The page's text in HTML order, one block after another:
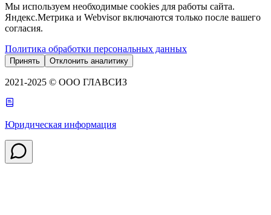
Мы используем необходимые cookies для работы сайта.
Яндекс.Метрика и Webvisor включаются только после вашего
согласия.
Политика обработки персональных данных
Принять Отклонить аналитику
2021-2025 © ООО ГЛАВСИЗ
Юридическая информация